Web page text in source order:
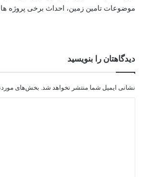
موضوعات تامین زمین، احداث برخی پروژه
دیدگاهتان را بنویسید
نشانی ایمیل شما منتشر نخواهد شد. بخش‌های